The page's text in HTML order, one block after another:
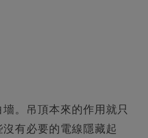
。吊頂本來的作用就只
有必要的電線隱藏起